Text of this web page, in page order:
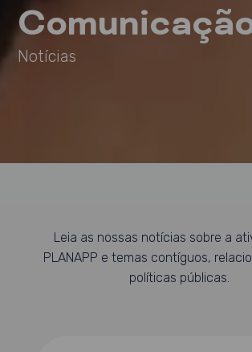
Notícias
Leia as nossas notícias sobre a
PLANAPP e temas contíguos,
políticas públicas.